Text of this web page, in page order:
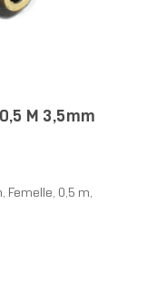
M 3,5mm
Femelle, 0,5 m,